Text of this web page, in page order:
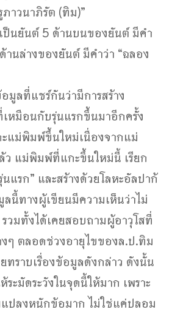
าวนาภิรัต (ทิม)”
ป็นยันต์ 5 ด้านบนของยันต์ มีคำ
านล่างของยันต์ มีคำว่า “ฉลอง
มูลที่แชร์กันว่ามีการสร้าง
เหมือนกับรุ่นแรกขึ้นมาอีกครั้ง
แม่พิมพ์ขึ้นใหม่เนื่องจากแม่
ว แม่พิมพ์ที่แกะขึ้นใหม่นี้ เรียก
แรก” และสร้างด้วยโลหะอัลปาก้
ลนี้ทางผู้เขียนมีความเห็นว่าไม่
รวมทั้งได้เคยสอบถามผู้อาวุโสที่
งๆ ตลอดช่วงอายุไขของล.ป.ทิม
ทราบเรื่องข้อมูลดังกล่าว ดังนั้น
ะมัดระวังในจุดนี้ให้มาก เพราะ
ปลงหนักข้อมาก ไม่ใช่แค่ปลอม